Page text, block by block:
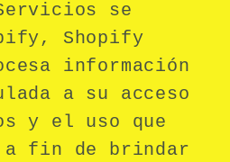
se
Shopify
información
a su acceso
y el uso que
a fin de brindar